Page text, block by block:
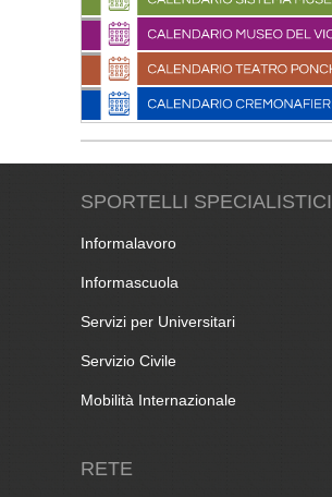
SPORTELLI SPECIALISTICI
Informalavoro
Informascuola
Servizi per Universitari
Servizio Civile
Mobilità Internazionale
RETE